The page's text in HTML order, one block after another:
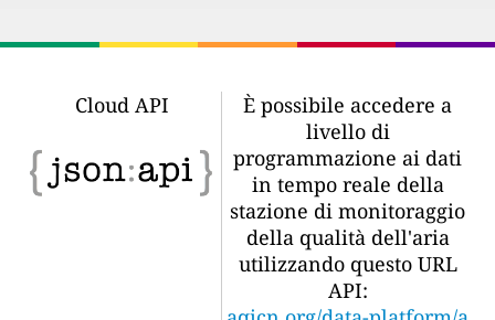
Cloud API
È possibile accedere a
livello di
programmazione ai dati
in tempo reale della
stazione di monitoraggio
della qualità dell'aria
utilizzando questo URL
API: